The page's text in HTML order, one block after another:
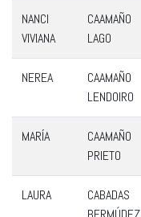
NANCI
VIVIANA
CAAMAÑO
LAGO
NEREA
CAAMAÑO
LENDOIRO
MARÍA
CAAMAÑO
PRIETO
LAURA
CABADAS